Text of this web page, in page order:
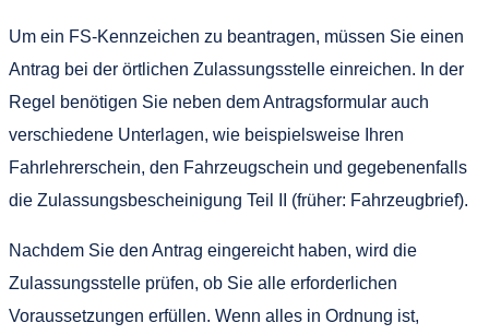
Um ein FS-Kennzeichen zu beantragen, müssen Sie einen
Antrag bei der örtlichen Zulassungsstelle einreichen. In der
Regel benötigen Sie neben dem Antragsformular auch
verschiedene Unterlagen, wie beispielsweise Ihren
Fahrlehrerschein, den Fahrzeugschein und gegebenenfalls
die Zulassungsbescheinigung Teil II (früher: Fahrzeugbrief).
Nachdem Sie den Antrag eingereicht haben, wird die
Zulassungsstelle prüfen, ob Sie alle erforderlichen
Voraussetzungen erfüllen. Wenn alles in Ordnung ist,